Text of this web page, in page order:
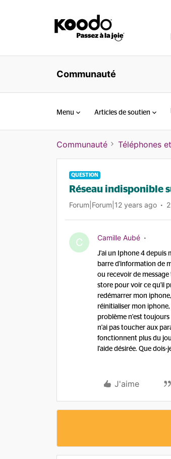
Communauté
Menu Articles de soutien
Communauté Téléphones
QUESTION
Réseau indisponible
Forum|Forum|12 years ago
C Camille Aubé
J'ai un Iphone 4 depuis
barre d'information de
ou recevoir de
store pour voir ce qu'il
redémarrer mon
réinitialiser mon iphone,
problème n'est toujours
n'ai pas toucher aux
fonctionnent plus du
l'aide désirée. Que dois-
J'aime